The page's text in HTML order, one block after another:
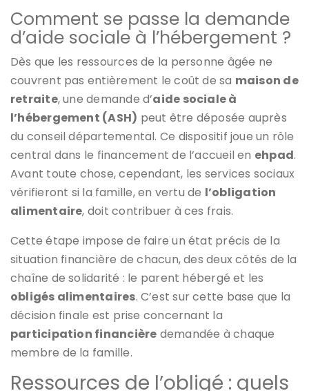
Comment se passe la demande
d’aide sociale à l’hébergement ?
Dès que les ressources de la personne âgée ne
couvrent pas entièrement le coût de sa maison de
retraite, une demande d’aide sociale à
l’hébergement (ASH) peut être déposée auprès
du conseil départemental. Ce dispositif joue un rôle
central dans le financement de l’accueil en ehpad.
Avant toute chose, cependant, les services sociaux
vérifieront si la famille, en vertu de l’obligation
alimentaire, doit contribuer à ces frais.
Cette étape impose de faire un état précis de la
situation financière de chacun, des deux côtés de la
chaîne de solidarité : le parent hébergé et les
obligés alimentaires. C’est sur cette base que la
décision finale est prise concernant la
participation financière demandée à chaque
membre de la famille.
Ressources de l’obligé : quels